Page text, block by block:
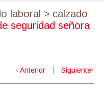
laboral > calzado
seguridad señora
Anterior Siguiente